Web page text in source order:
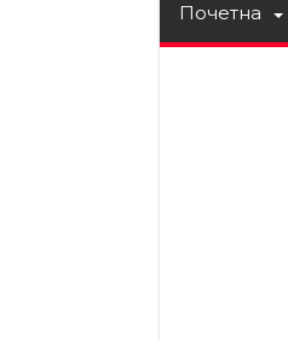
Почетна